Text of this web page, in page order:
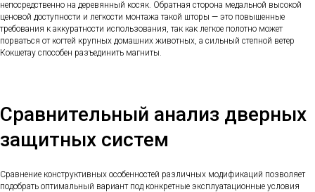
непосредственно на деревянный косяк. Обратная сторона медальной высокой
ценовой доступности и легкости монтажа такой шторы — это повышенные
требования к аккуратности использования, так как легкое полотно может
порваться от когтей крупных домашних животных, а сильный степной ветер
Кокшетау способен разъединить магниты.
Сравнительный анализ дверных
защитных систем
Сравнение конструктивных особенностей различных модификаций позволяет
подобрать оптимальный вариант под конкретные эксплуатационные условия